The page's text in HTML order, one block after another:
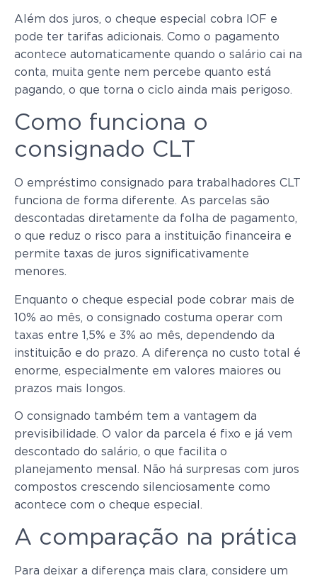
Além dos juros, o cheque especial cobra IOF e
pode ter tarifas adicionais. Como o pagamento
acontece automaticamente quando o salário cai na
conta, muita gente nem percebe quanto está
pagando, o que torna o ciclo ainda mais perigoso.
Como funciona o
consignado CLT
O empréstimo consignado para trabalhadores CLT
funciona de forma diferente. As parcelas são
descontadas diretamente da folha de pagamento,
o que reduz o risco para a instituição financeira e
permite taxas de juros significativamente
menores.
Enquanto o cheque especial pode cobrar mais de
10% ao mês, o consignado costuma operar com
taxas entre 1,5% e 3% ao mês, dependendo da
instituição e do prazo. A diferença no custo total é
enorme, especialmente em valores maiores ou
prazos mais longos.
O consignado também tem a vantagem da
previsibilidade. O valor da parcela é fixo e já vem
descontado do salário, o que facilita o
planejamento mensal. Não há surpresas com juros
compostos crescendo silenciosamente como
acontece com o cheque especial.
A comparação na prática
Para deixar a diferença mais clara, considere um